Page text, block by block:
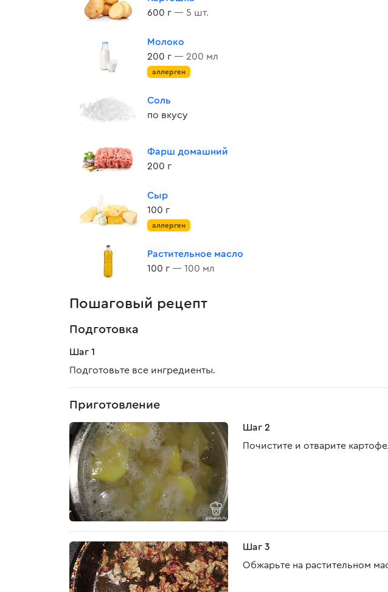
600 г — 5 шт.
Молоко
200 г — 200 мл
аллерген
Соль
по вкусу
Фарш домашний
200 г
Сыр
100 г
аллерген
Растительное масло
100 г — 100 мл
Пошаговый рецепт
Подготовка
Шаг 1
Подготовьте все ингредиенты.
Приготовление
Шаг 2
Почистите и отварите
Шаг 3
Обжарьте на растительном